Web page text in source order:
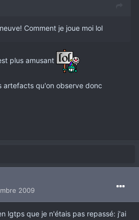
Comment je joue moi lol
plus amusant
artefacts qu'on observe donc
2009
lgtps que je n'étais pas repassé: j'ai